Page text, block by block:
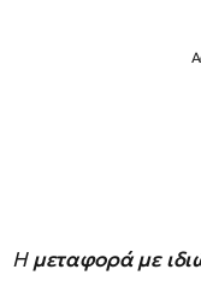
Ημεταφορά με